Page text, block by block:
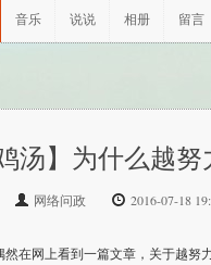
音乐 说说 相册 留言
汤】为什么越
网络问政 2016-07-18
然在网上看到一篇文章，关于越努